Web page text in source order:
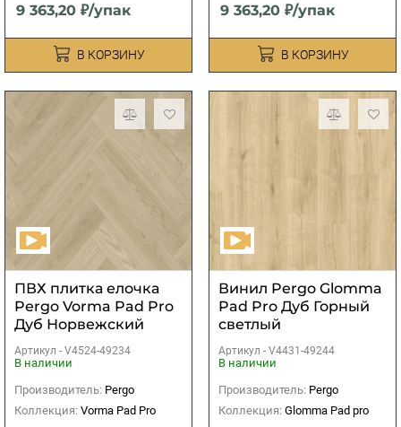
9 363,20 ₽/упак
В КОРЗИНУ
9 363,20 ₽/упак
В КОРЗИНУ
ПВХ плитка елочка
Pergo Vorma Pad Pro
Дуб Норвежский
Артикул - V4524-49234
В наличии
Производитель: Pergo
Коллекция: Vorma Pad Pro
Винил Pergo Glomma
Pad Pro Дуб Горный
светлый
Артикул - V4431-49244
В наличии
Производитель: Pergo
Коллекция: Glomma Pad pro